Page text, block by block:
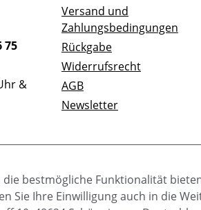
75
&
Versand und
Zahlungsbedingungen
Rückgabe
Widerrufsrecht
AGB
Newsletter
bestmögliche Funktionalität
Sie Ihre Einwilligung auch in die